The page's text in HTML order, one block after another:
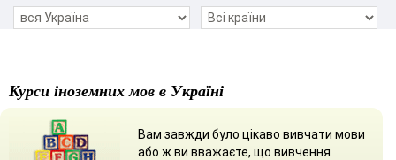
Курси іноземних мов в Україні
Вам завжди було цікаво вивчати мови
або ж ви вважаєте, що вивчення